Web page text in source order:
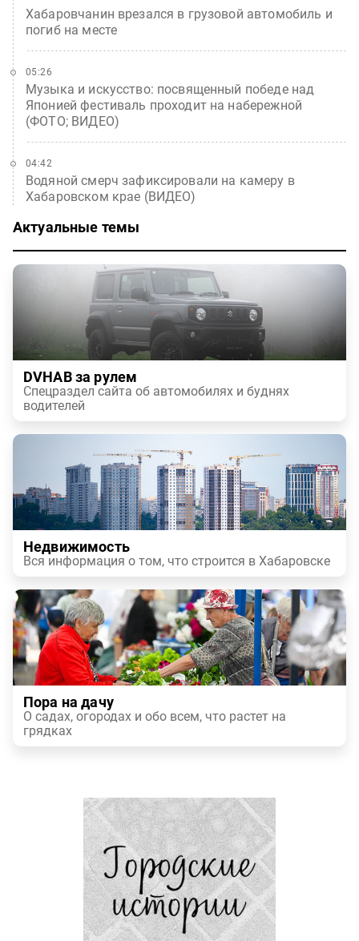
Хабаровчанин врезался в грузовой автомобиль и
погиб на месте
Музыка и искусство: посвященный победе над
Японией фестиваль проходит на набережной
(ФОТО; ВИДЕО)
05:26
Водяной смерч зафиксировали на камеру в
Хабаровском крае (ВИДЕО)
04:42
Актуальные темы
DVHAB за рулем
Спецраздел сайта об автомобилях и буднях
водителей
Недвижимость
Вся информация о том, что строится в Хабаровске
Пора на дачу
О садах, огородах и обо всем, что растет на
грядках